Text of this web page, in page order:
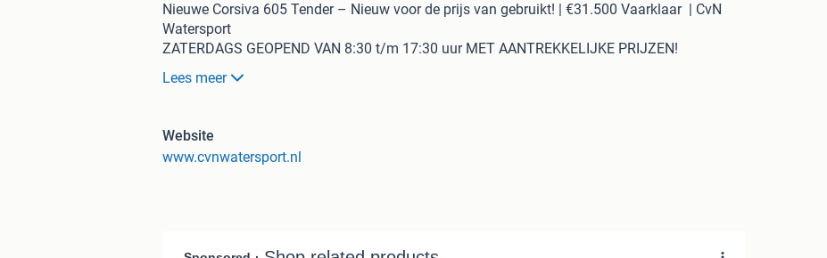
Nieuwe Corsiva 605 Tender – Nieuw voor de prijs van gebruikt! | €31.500 Vaarklaar | CvN
Watersport
ZATERDAGS GEOPEND VAN 8:30 t/m 17:30 uur MET AANTREKKELIJKE PRIJZEN!
zien we u snel? De koffie staat klaar
Bent u op zoek naar een nieuwe Corsiva 605 Tender, maar wilt u niet de hoofdprijs betalen?
tender!
ontspannen dagtochten, gezellig borrelen op het water of sportief varen met familie en
Lees meer
Website
www.cvnwatersport.nl